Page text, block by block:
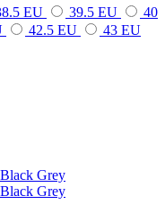
EU 39.5 EU
40
42.5 EU
43 EU